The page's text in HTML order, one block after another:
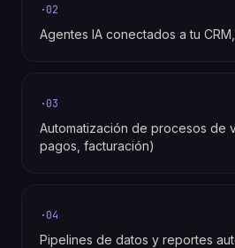
·02
Agentes IA conectados a tu
·03
Automatización de procesos de
pagos, facturación)
·04
Pipelines de datos y reportes